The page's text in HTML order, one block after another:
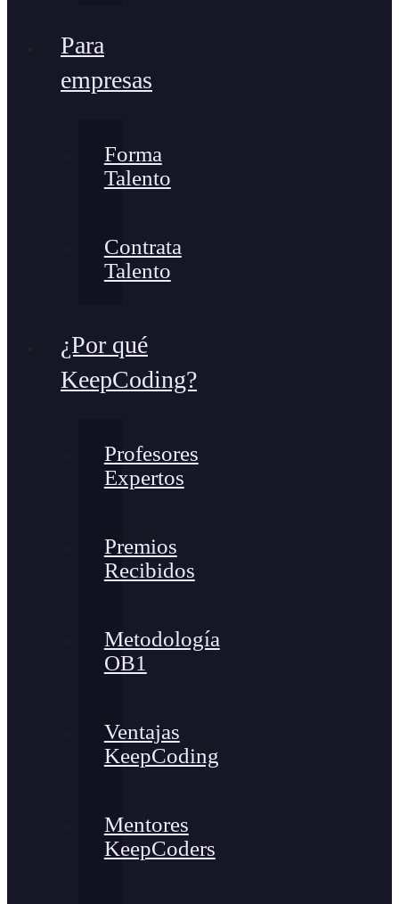
Para
empresas
Forma
Talento
Contrata
Talento
¿Por qué
KeepCoding?
Profesores
Expertos
Premios
Recibidos
Metodología
OB1
Ventajas
KeepCoding
Mentores
KeepCoders